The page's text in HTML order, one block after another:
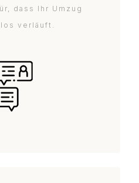
dass Ihr Umzug
verläuft.